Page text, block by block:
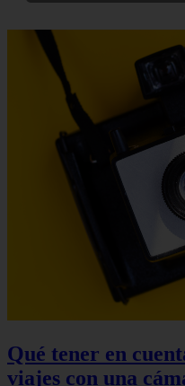
Qué tener en
viajes con una